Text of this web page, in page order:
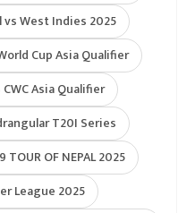
vs West Indies 2025
Cup Asia Qualifier
CWC Asia Qualifier
T20I Series
TOUR OF NEPAL 2025
League 2025